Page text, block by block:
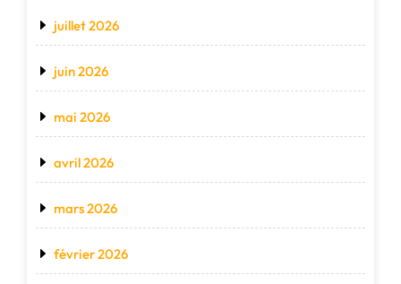
juillet 2026
juin 2026
mai 2026
avril 2026
mars 2026
février 2026